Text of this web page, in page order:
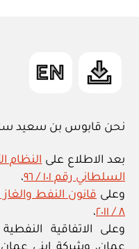
نحن قابوس بن سعيد
بعد الاطلاع علىالنظام
السلطاني رقم ١٠١ / ٩٦
،
وعلى قانون النفط
٨ / ٢٠١١
،
وعلى الاتفاقية